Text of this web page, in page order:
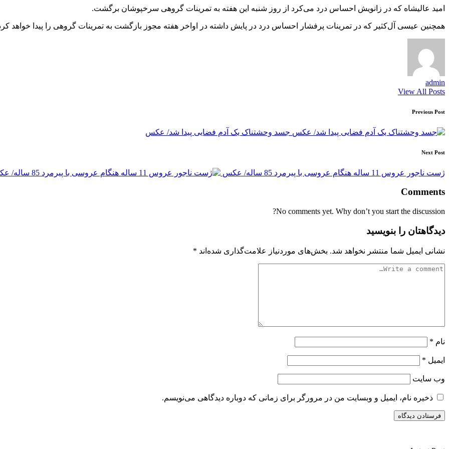
امید عالیشاه که در زانویش احساس درد می‌کرد از روز شنبه این هفته به تمرینات گروهی سرخپوشان برگشت.
همچنین عیسی آل‌کثیر که در تمرینات پرفشار احساس درد در پایش داشته در اواخر هفته مجوز بازگشت به تمرینات گروهی را پیدا خواهد
admin
View All Posts
Post
navigation
Previous Post
جسد وحشتناک یک آدم فضایی پیدا شد/ عکس
Next Post
ژست ناجور عروس 11 ساله هنگام عروسی با پیرمرد 85 ساله/ عکس
Comments
No comments yet. Why don’t you start the discussion?
دیدگاهتان را بنویسید
نشانی ایمیل شما منتشر نخواهد شد. بخش‌های موردنیاز علامت‌گذاری شده‌اند *
نام *
ایمیل *
وب‌ سایت
ذخیره نام، ایمیل و وبسایت من در مرورگر برای زمانی که دوباره دیدگاهی می‌نویسم.